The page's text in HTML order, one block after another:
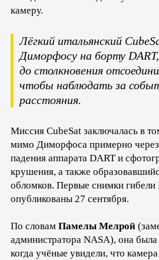
камеру.
Лёгкий итальянский
Диморфосу на борту DART,
до столкновения
чтобы наблюдать за
расстояния.
Миссия CubeSat заключалась в
мимо Диморфоса примерно
падения аппарата DART и
крушения, а также
обломков. Первые снимки
опубликованы 27 сентября.
По словам Памелы Мелрой
администратора NASA), она была
когда учёные увидели, что